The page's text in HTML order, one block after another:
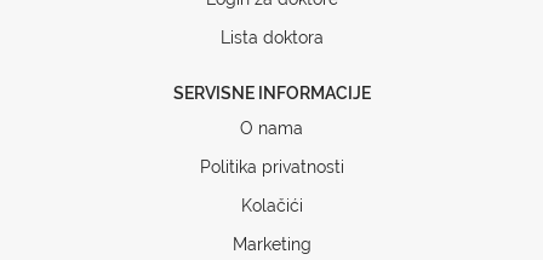
Lista doktora
SERVISNE INFORMACIJE
O nama
Politika privatnosti
Kolačići
Marketing